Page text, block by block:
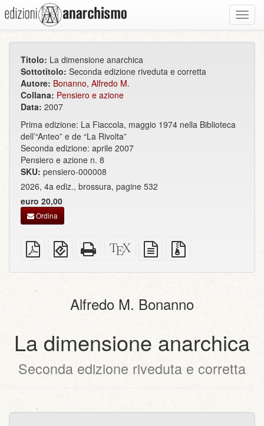
Titolo: La dimensione anarchica
Sottotitolo: Seconda edizione riveduta e corretta
Autore: Bonanno, Alfredo M.
Collana: Pensiero e azione
Data: 2007
Prima edizione: La Fiaccola, maggio 1974 nella Biblioteca
dell’“Anteo” e de “La Rivolta”
Seconda edizione: aprile 2007
Pensiero e azione n. 8
SKU: pensiero-000008
2026, 4a ediz., brossura, pagine 532
euro 20,00
Ordina
PDF
semplice
EPUB
(per
HTML
completo
Sorgenti
XeLaTeX
sorgente
Alfredo M. Bonanno
La dimensione anarchica
Seconda edizione riveduta e corretta